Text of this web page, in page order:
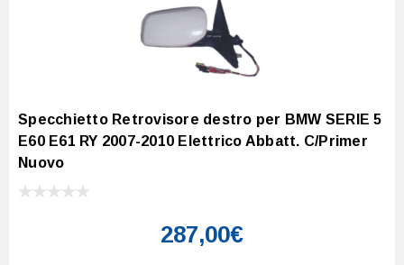
Specchietto Retrovisore destro per BMW SERIE 5
E60 E61 RY 2007-2010 Elettrico Abbatt. C/Primer
Nuovo
287,00€